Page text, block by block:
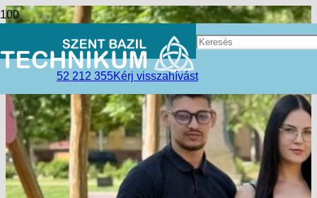
52 212 355Kérj visszahívást